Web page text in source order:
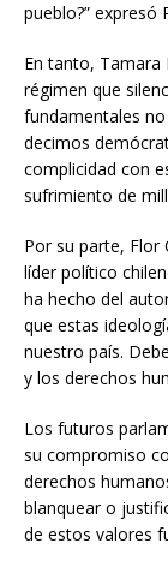
pueblo?” expresó
En tanto, Tamara
régimen que
fundamentales
decimos
complicidad con
sufrimiento de
Por su parte, Flor
líder político
ha hecho del
que estas
nuestro país.
y los derechos
Los futuros
su compromiso
derechos
blanquear o
de estos valores